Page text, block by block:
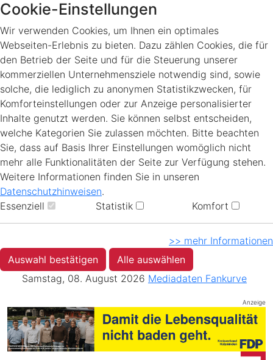
Cookie-Einstellungen
Wir verwenden Cookies, um Ihnen ein optimales
Webseiten-Erlebnis zu bieten. Dazu zählen Cookies, die für
den Betrieb der Seite und für die Steuerung unserer
kommerziellen Unternehmensziele notwendig sind, sowie
solche, die lediglich zu anonymen Statistikzwecken, für
Komforteinstellungen oder zur Anzeige personalisierter
Inhalte genutzt werden. Sie können selbst entscheiden,
welche Kategorien Sie zulassen möchten. Bitte beachten
Sie, dass auf Basis Ihrer Einstellungen womöglich nicht
mehr alle Funktionalitäten der Seite zur Verfügung stehen.
Weitere Informationen finden Sie in unseren
Datenschutzhinweisen.
Essenziell
Statistik Komfort
>> mehr Informationen
Auswahl bestätigen
Alle auswählen
Samstag, 08. August 2026 Mediadaten Fankurve
Anzeige